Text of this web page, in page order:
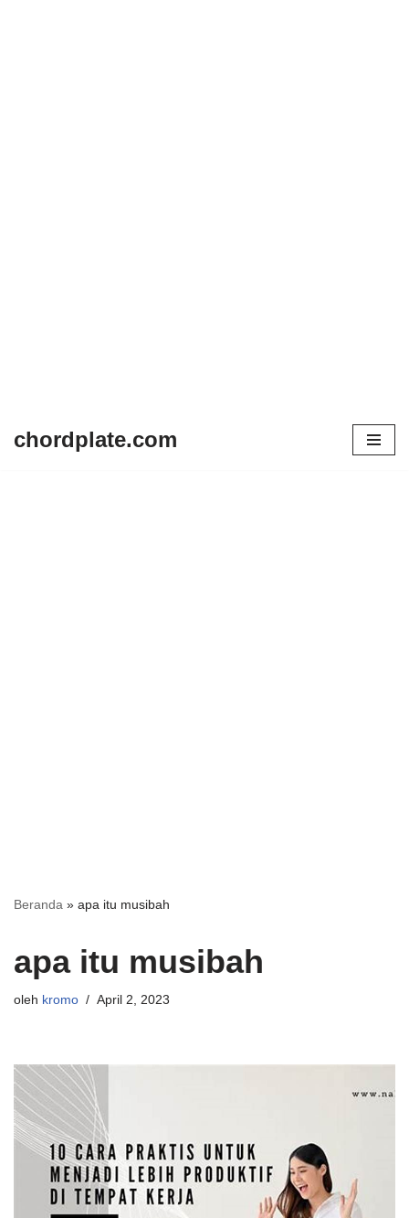
chordplate.com
Beranda » apa itu musibah
apa itu musibah
oleh kromo April 2, 2023